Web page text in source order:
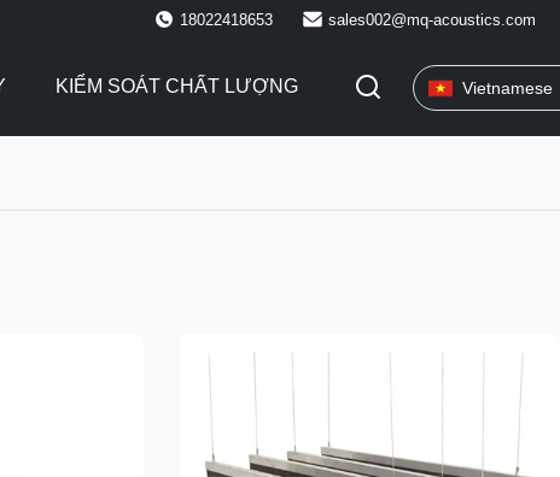
18022418653 sales002@mq-acoustics.com
KIỂM SOÁT CHẤT LƯỢNG Vietnamese